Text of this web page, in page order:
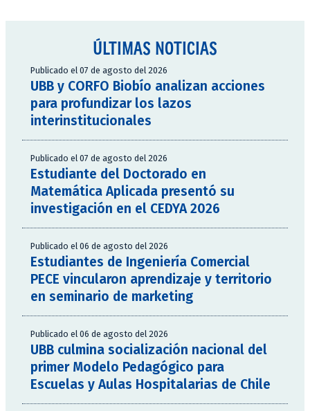
ÚLTIMAS NOTICIAS
Publicado el 07 de agosto del 2026
UBB y CORFO Biobío analizan acciones
para profundizar los lazos
interinstitucionales
Publicado el 07 de agosto del 2026
Estudiante del Doctorado en
Matemática Aplicada presentó su
investigación en el CEDYA 2026
Publicado el 06 de agosto del 2026
Estudiantes de Ingeniería Comercial
PECE vincularon aprendizaje y territorio
en seminario de marketing
Publicado el 06 de agosto del 2026
UBB culmina socialización nacional del
primer Modelo Pedagógico para
Escuelas y Aulas Hospitalarias de Chile